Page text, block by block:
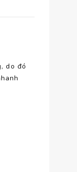
do đó